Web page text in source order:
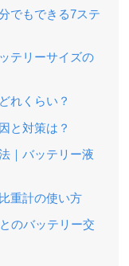
でもできる7ステ
テリーサイズの
れくらい？
と対策は？
｜バッテリー液
重計の使い方
のバッテリー交